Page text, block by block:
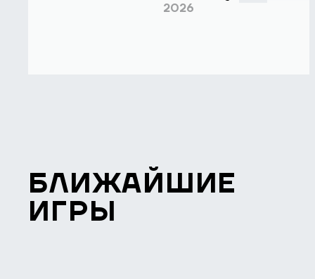
2026
БЛИЖАЙШИЕ
ИГРЫ